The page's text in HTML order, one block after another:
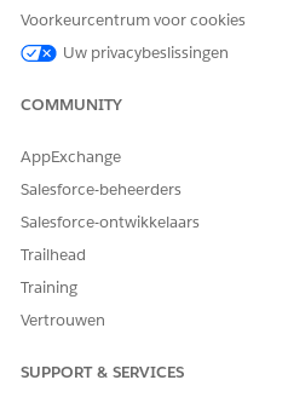
Laat ons weten wat we
Voorkeurcentrum voor cookies
Uw privacybeslissingen
COMMUNITY
AppExchange
Salesforce-beheerders
Salesforce-ontwikkelaars
Trailhead
Training
Vertrouwen
SUPPORT & SERVICES